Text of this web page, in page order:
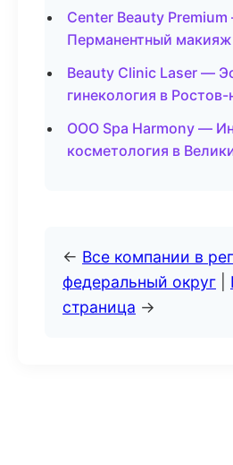
Center Beauty
Перманентный макияж
Beauty Clinic Laser —
гинекология в
ООО Spa Harmony —
косметология в
← Все компании в
федеральный округ
страница →